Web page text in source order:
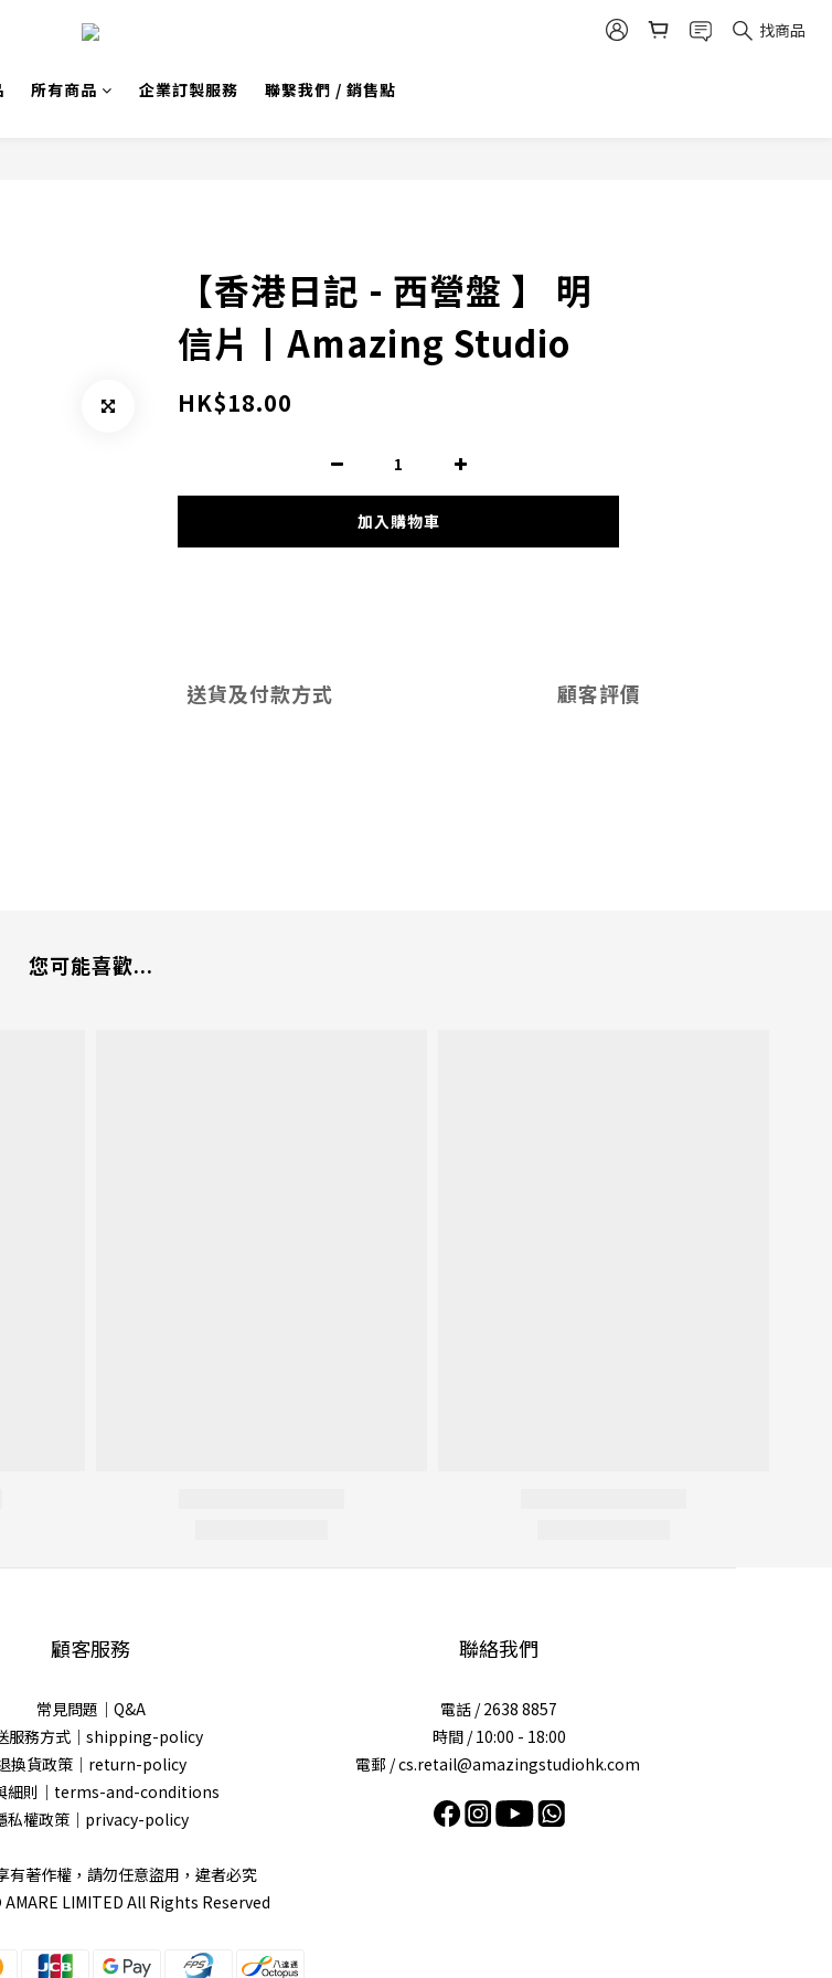
找商品
所有商品 企業訂製服務 聯繫我們 / 銷售點
【香港日記 - 西營盤 】 明
信片丨Amazing Studio
HK$18.00
加入購物車
送貨及付款方式 顧客評價
您可能喜歡...
顧客服務
常見問題｜Q&A
服務方式｜shipping-policy
換貨政策｜return-policy
細則｜terms-and-conditions
私權政策｜privacy-policy
有著作權，請勿任意盜用，違者必究
LIMITED All Rights Reserved
聯絡我們
電話 / 2638 8857
時間 / 10:00 - 18:00
電郵 / cs.retail@amazingstudiohk.com